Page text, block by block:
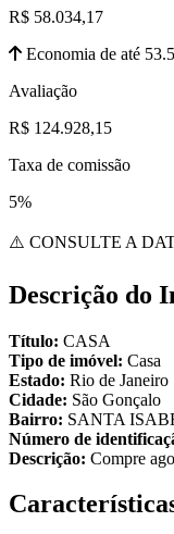
R$ 58.034,17
Economia de até
Avaliação
R$ 124.928,15
Taxa de comissão
5%
⚠️ CONSULTE A
Descrição do
Título: CASA
Tipo de imóvel: Casa
Estado: Rio de Janeiro
Cidade: São Gonçalo
Bairro: SANTA
Número de
Descrição: Compre